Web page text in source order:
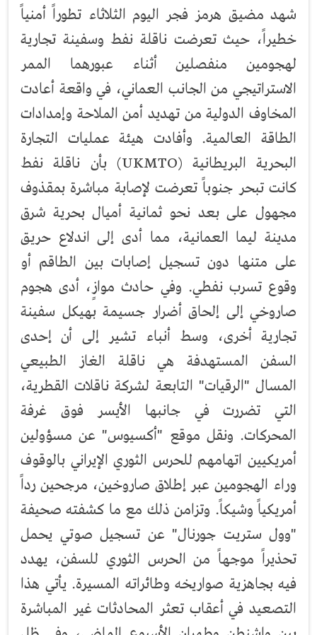
شهد مضيق هرمز فجر اليوم الثلاثاء تطوراً أمنياً
خطيراً، حيث تعرضت ناقلة نفط وسفينة تجارية
لهجومين منفصلين أثناء عبورهما الممر
الاستراتيجي من الجانب العماني، في واقعة أعادت
المخاوف الدولية من تهديد أمن الملاحة وإمدادات
الطاقة العالمية. وأفادت هيئة عمليات التجارة
البحرية البريطانية (UKMTO) بأن ناقلة نفط
كانت تبحر جنوباً تعرضت لإصابة مباشرة بمقذوف
مجهول على بعد نحو ثمانية أميال بحرية شرق
مدينة ليما العمانية، مما أدى إلى اندلاع حريق
على متنها دون تسجيل إصابات بين الطاقم أو
وقوع تسرب نفطي. وفي حادث موازٍ، أدى هجوم
صاروخي إلى إلحاق أضرار جسيمة بهيكل سفينة
تجارية أخرى، وسط أنباء تشير إلى أن إحدى
السفن المستهدفة هي ناقلة الغاز الطبيعي
المسال "الرقيات" التابعة لشركة ناقلات القطرية،
التي تضررت في جانبها الأيسر فوق غرفة
المحركات. ونقل موقع "أكسيوس" عن مسؤولين
أمريكيين اتهامهم للحرس الثوري الإيراني بالوقوف
وراء الهجومين عبر إطلاق صاروخين، مرجحين رداً
أمريكياً وشيكاً. وتزامن ذلك مع ما كشفته صحيفة
"وول ستريت جورنال" عن تسجيل صوتي يحمل
تحذيراً موجهاً من الحرس الثوري للسفن، يهدد
فيه بجاهزية صواريخه وطائراته المسيرة. يأتي هذا
التصعيد في أعقاب تعثر المحادثات غير المباشرة